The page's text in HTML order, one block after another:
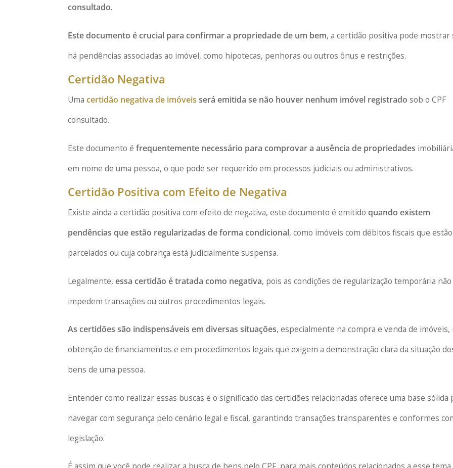
consultado.
Este documento é crucial para confirmar a propriedade de um bem, a certidão positiva pode mostrar
há pendências associadas ao imóvel, como hipotecas, penhoras ou outros ônus e restrições.
Certidão Negativa
Umacertidão negativa de imóveis será emitida se não houver nenhum imóvel registrado sob o CPF
consultado.
Este documento éfrequentemente necessário para comprovar a ausência de propriedades
em nome de uma pessoa, o que pode ser requerido em processos judiciais ou administrativos.
Certidão Positiva com Efeito de Negativa
Existe ainda a certidão positiva com efeito de negativa, este documento é emitidoquando existem
pendências que estão regularizadas de forma condicional, como imóveis com débitos fiscais que estão
parcelados ou cuja cobrança está judicialmente suspensa.
Legalmente,essa certidão é tratada como negativa, pois as condições de regularização temporária não
impedem transações ou outros procedimentos legais.
As certidões são indispensáveis em diversas situações, especialmente na compra e venda de imóveis,
obtenção de financiamentos e em procedimentos legais que exigem a demonstração clara da situação
bens de uma pessoa.
Entender como realizar essas buscas e o significado das certidões relacionadas oferece uma base sólida
navegar com segurança pelo cenário legal e fiscal, garantindo transações transparentes e conformes
legislação.